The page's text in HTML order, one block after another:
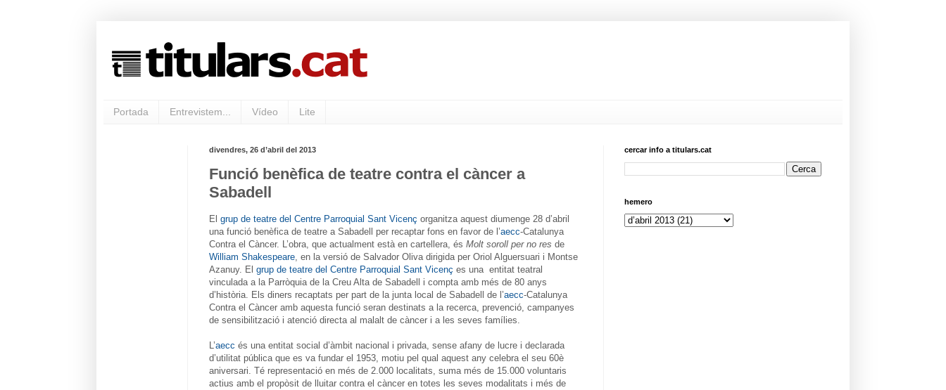
Portada Entrevistem... Vídeo Lite
divendres, 26 d’abril del 2013
Funció benèfica de teatre contra el càncer a
Sabadell
El grup de teatre del Centre Parroquial Sant Vicenç organitza aquest diumenge 28 d’abril
una funció benèfica de teatre a Sabadell per recaptar fons en favor de l’aecc-Catalunya
Contra el Càncer. L’obra, que actualment està en cartellera, és Molt soroll per no res de
William Shakespeare, en la versió de Salvador Oliva dirigida per Oriol Alguersuari i Montse
Azanuy. El grup de teatre del Centre Parroquial Sant Vicenç es una entitat teatral
vinculada a la Parròquia de la Creu Alta de Sabadell i compta amb més de 80 anys
d’història. Els diners recaptats per part de la junta local de Sabadell de l’aecc-Catalunya
Contra el Càncer amb aquesta funció seran destinats a la recerca, prevenció, campanyes
de sensibilització i atenció directa al malalt de càncer i a les seves famílies.
L’aecc és una entitat social d’àmbit nacional i privada, sense afany de lucre i declarada
d’utilitat pública que es va fundar el 1953, motiu pel qual aquest any celebra el seu 60è
aniversari. Té representació en més de 2.000 localitats, suma més de 15.000 voluntaris
actius amb el propòsit de lluitar contra el càncer en totes les seves modalitats i més de
cercar info a titulars.cat
hemero